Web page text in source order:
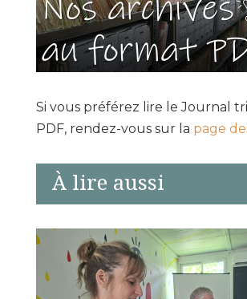
Si vous préférez lire le Journal
PDF, rendez-vous sur la page
À lire aussi